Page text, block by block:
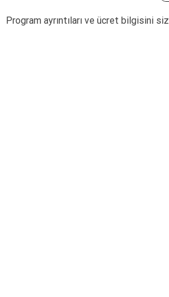
Program ayrıntıları ve ücret bilgisini